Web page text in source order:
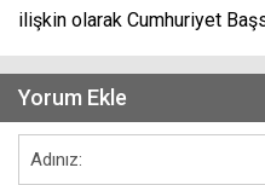
ilişkin olarak Cumhuriyet
Yorum Ekle